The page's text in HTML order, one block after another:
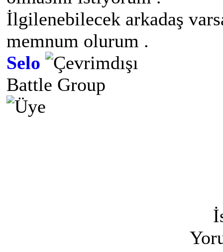
İlgilenebilecek arkadaş
memnum olurum .
Selo
Battle Group